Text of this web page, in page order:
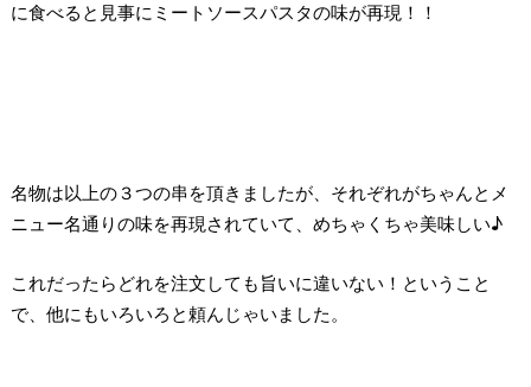
に食べると見事にミートソースパスタの味が再現！！
名物は以上の３つの串を頂きましたが、それぞれがちゃんとメ
ニュー名通りの味を再現されていて、めちゃくちゃ美味しい♪
これだったらどれを注文しても旨いに違いない！ということ
で、他にもいろいろと頼んじゃいました。